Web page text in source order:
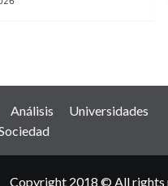
Análisis
Universidades
Copyright 2018 © All rights